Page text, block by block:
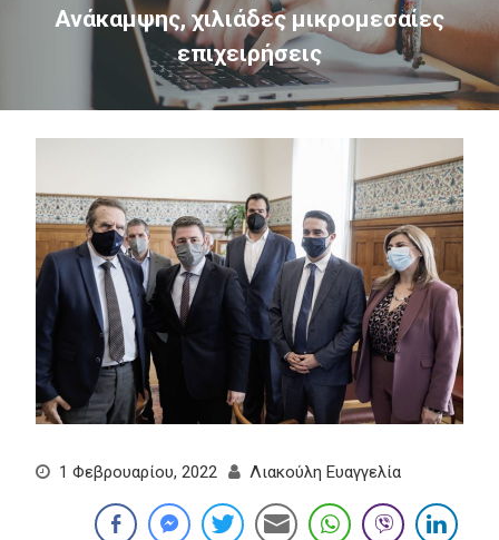
Ανάκαμψης, χιλιάδες μικρομεσαίες
επιχειρήσεις
1 Φεβρουαρίου, 2022 Λιακούλη Ευαγγελία